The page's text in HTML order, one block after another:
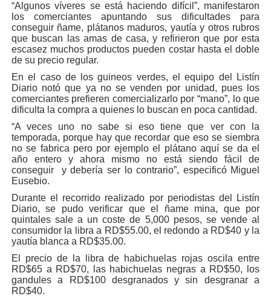
“Algunos víveres se está haciendo difícil”, manifestaron
los comerciantes apuntando sus dificultades para
conseguir ñame, plátanos maduros, yautía y otros rubros
que buscan las amas de casa, y refirieron que por esta
escasez muchos productos pueden costar hasta el doble
de su precio regular.
En el caso de los guineos verdes, el equipo del Listín
Diario notó que ya no se venden por unidad, pues los
comerciantes prefieren comercializarlo por “mano”, lo que
dificulta la compra a quienes lo buscan en poca cantidad.
“A veces uno no sabe si eso tiene que ver con la
temporada, porque hay que recordar que eso se siembra
no se fabrica pero por ejemplo el plátano aquí se da el
año entero y ahora mismo no está siendo fácil de
conseguir y debería ser lo contrario”, especificó Miguel
Eusebio.
Durante el recorrido realizado por periodistas del Listín
Diario, se pudo verificar que el ñame mina, que por
quintales sale a un coste de 5,000 pesos, se vende al
consumidor la libra a RD$55.00, el redondo a RD$40 y la
yautía blanca a RD$35.00.
El precio de la libra de habichuelas rojas oscila entre
RD$65 a RD$70, las habichuelas negras a RD$50, los
gandules a RD$100 desgranados y sin desgranar a
RD$40.